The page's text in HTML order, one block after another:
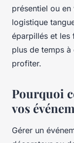
présentiel ou
logistique
éparpillés et les
plus de temps à
profiter.
Pourquoi
vos
Gérer un